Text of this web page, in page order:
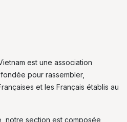
est une association
pour rassembler,
et les Français établis au
notre section est composée